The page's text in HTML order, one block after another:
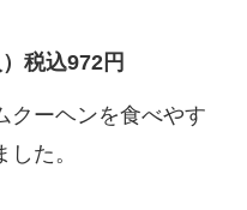
税込972円
クーヘンを食べやす
た。